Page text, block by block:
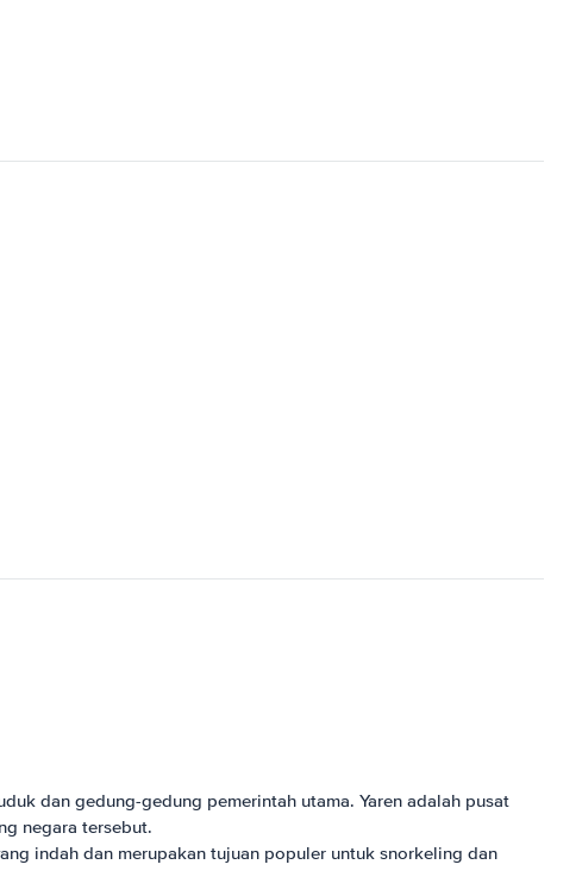
dan gedung-gedung pemerintah utama. Yaren adalah pusat
negara tersebut.
indah dan merupakan tujuan populer untuk snorkeling dan